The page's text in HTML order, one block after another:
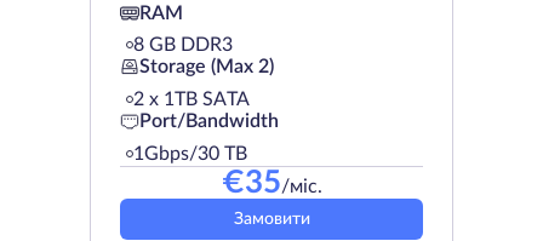
RAM
8 GB DDR3
Storage (Max 2)
2 х 1TB SATA
Port/Bandwidth
1Gbps/30 TB
€35/міс.
Замовити